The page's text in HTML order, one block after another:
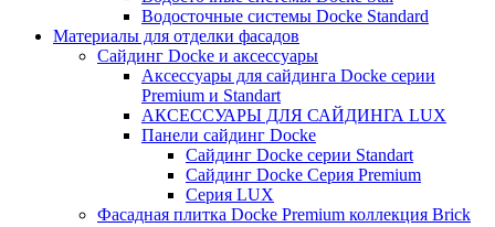
Водосточные системы Docke Standard
Материалы для отделки фасадов
Сайдинг Docke и аксессуары
Аксессуары для сайдинга Docke серии
Premium и Standart
АКСЕССУАРЫ ДЛЯ САЙДИНГА LUX
Панели сайдинг Docke
Cайдинг Docke серии Standart
Сайдинг Docke Серия Premium
Серия LUX
Фасадная плитка Docke Premium коллекция Brick